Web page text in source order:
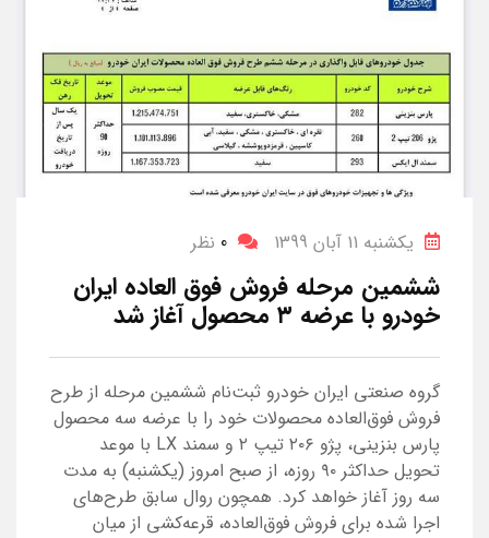
یکشنبه 11 آبان 1399 0 نظر
ششمین مرحله فروش فوق العاده ایران
خودرو با عرضه ۳ محصول آغاز شد
گروه صنعتی ایران خودرو ثبت‌نام ششمین مرحله از طرح
فروش فوق‌العاده محصولات خود را با عرضه سه محصول
پارس بنزینی، پژو ۲۰۶ تیپ ۲ و سمند LX با موعد
تحویل حداکثر ۹۰ روزه، از صبح امروز (یکشنبه) به مدت
سه روز آغاز خواهد کرد. همچون روال سابق طرح‌های
اجرا شده برای فروش فوق‌العاده، قرعه‌کشی از میان